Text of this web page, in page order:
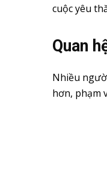
cuộc yêu
Quan
Nhiều
hơn, phạm